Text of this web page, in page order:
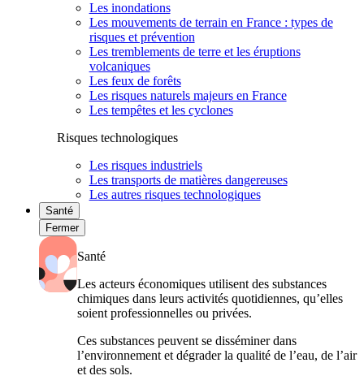
Les inondations
Les mouvements de terrain en France : types de
risques et prévention
Les tremblements de terre et les éruptions
volcaniques
Les feux de forêts
Les risques naturels majeurs en France
Les tempêtes et les cyclones
Risques technologiques
Les risques industriels
Les transports de matières dangereuses
Les autres risques technologiques
Santé
Fermer
Santé
Les acteurs économiques utilisent des substances
chimiques dans leurs activités quotidiennes, qu’elles
soient professionnelles ou privées.
Ces substances peuvent se disséminer dans
l’environnement et dégrader la qualité de l’eau, de l’air
et des sols.